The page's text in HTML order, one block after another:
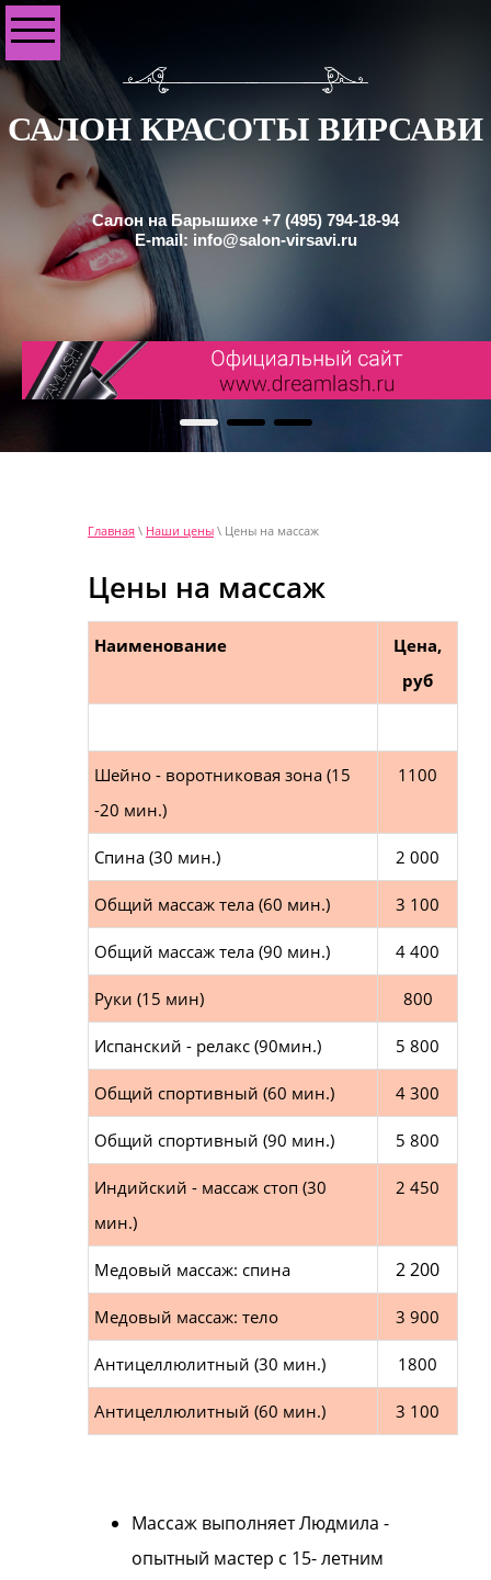
САЛОН КРАСОТЫ ВИРСАВИ
Салон на Барышихе +7 (495) 794-18-94
E-mail: info@salon-virsavi.ru
Главная \ Наши цены \ Цены на массаж
Цены на массаж
Наименование
Цена,
руб
Шейно - воротниковая зона (15
-20 мин.)
1100
Спина (30 мин.) 2 000
Общий массаж тела (60 мин.) 3 100
Общий массаж тела (90 мин.) 4 400
Руки (15 мин) 800
Испанский - релакс (90мин.) 5 800
Общий спортивный (60 мин.) 4 300
Общий спортивный (90 мин.) 5 800
Индийский - массаж стоп (30
мин.)
2 450
Медовый массаж: спина 2 200
Медовый массаж: тело 3 900
Антицеллюлитный (30 мин.) 1800
Антицеллюлитный (60 мин.) 3 100
Массаж выполняет Людмила -
опытный мастер с 15- летним